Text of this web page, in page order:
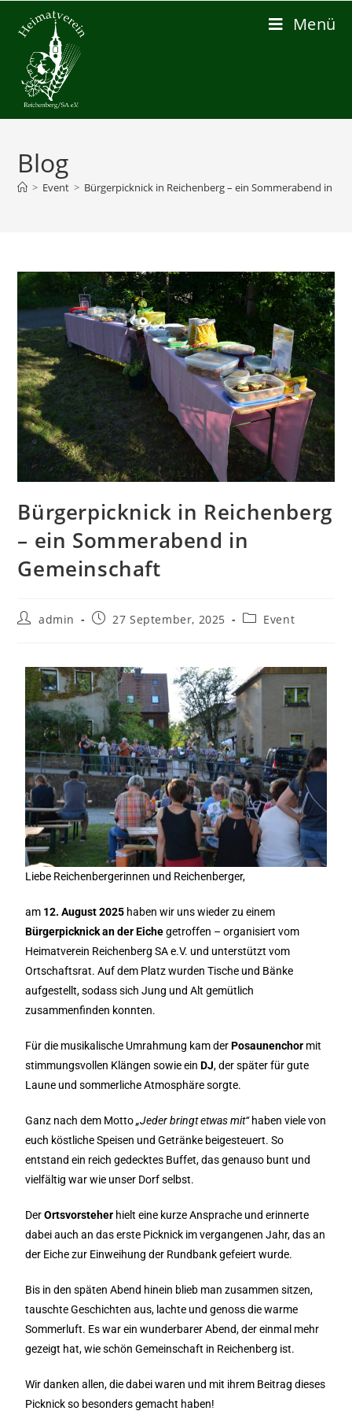
Menü
Blog
> Event > Bürgerpicknick in Reichenberg – ein Sommerabend in
Bürgerpicknick in Reichenberg
– ein Sommerabend in
Gemeinschaft
admin 27 September, 2025 Event
Liebe Reichenbergerinnen und Reichenberger,
am 12. August 2025 haben wir uns wieder zu einem
Bürgerpicknick an der Eichegetroffen – organisiert vom
Heimatverein Reichenberg SA e.V. und unterstützt vom
Ortschaftsrat. Auf dem Platz wurden Tische und Bänke
aufgestellt, sodass sich Jung und Alt gemütlich
zusammenfinden konnten.
Für die musikalische Umrahmung kam derPosaunenchor mit
stimmungsvollen Klängen sowie einDJ, der später für gute
Laune und sommerliche Atmosphäre sorgte.
Ganz nach dem Motto„Jeder bringt etwas mit“haben viele von
euch köstliche Speisen und Getränke beigesteuert. So
entstand ein reich gedecktes Buffet, das genauso bunt und
vielfältig war wie unser Dorf selbst.
DerOrtsvorsteher hielt eine kurze Ansprache und erinnerte
dabei auch an das erste Picknick im vergangenen Jahr, das an
der Eiche zur Einweihung der Rundbank gefeiert wurde.
Bis in den späten Abend hinein blieb man zusammen sitzen,
tauschte Geschichten aus, lachte und genoss die warme
Sommerluft. Es war ein wunderbarer Abend, der einmal mehr
gezeigt hat, wie schön Gemeinschaft in Reichenberg ist.
Wir danken allen, die dabei waren und mit ihrem Beitrag dieses
Picknick so besonders gemacht haben!